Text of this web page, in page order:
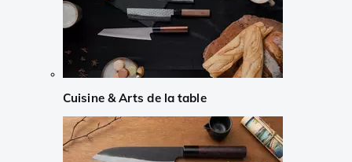
Cuisine & Arts de la table